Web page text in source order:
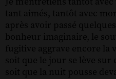
tant aimés, tantôt avec
après avoir passé
bonheur imaginaire, le
fugitive aggrave encore la
soit que le jour se lève
soit que la nuit pousse